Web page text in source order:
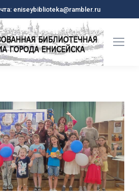
eniseybiblioteka@rambler.ru